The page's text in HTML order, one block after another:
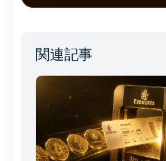
関連記事